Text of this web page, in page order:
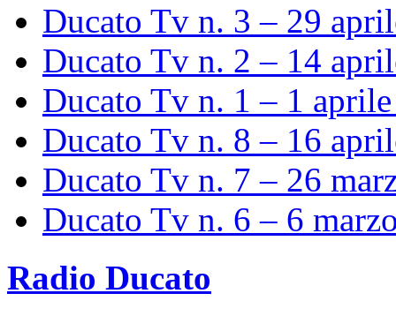
Ducato Tv n. 3 – 29
Ducato Tv n. 2 – 14
Ducato Tv n. 1 – 1
Ducato Tv n. 8 – 16
Ducato Tv n. 7 – 26
Ducato Tv n. 6 – 6
Radio Ducato